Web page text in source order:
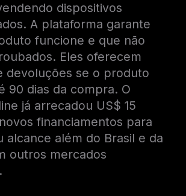
dispositivos
A plataforma garante
funcione e que não
Eles oferecem
devoluções se o produto
90 dias da compra. O
já arrecadou US$ 15
financiamentos para
alcance além do Brasil e da
outros mercados